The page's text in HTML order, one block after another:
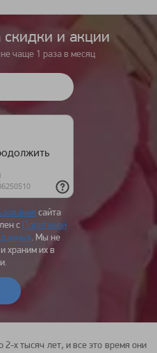
cкидки и акции
чаще 1 раза в месяц
сайта
с Политикой
данных. Мы не
храним их в
2-х тысяч лет, и все это время они